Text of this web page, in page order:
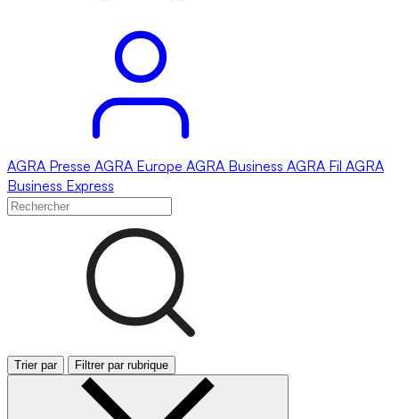
AGRA Presse AGRA Europe AGRA Business AGRA Fil AGRA
Business Express
Trier par Filtrer par rubrique